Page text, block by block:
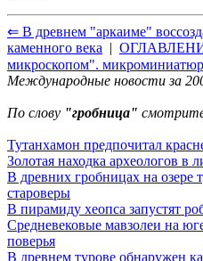
⇐ В древнем "аркаиме"
каменного века |
микроскопом".
Международные новости за
По слову "гробница"
Тутанхамон предпочитал
Золотая находка археологов в
В древних гробницах на озере
староверы
В пирамиду хеопса запустят
Средневековые мавзолеи на
поверья
В древнем турове обнаружен